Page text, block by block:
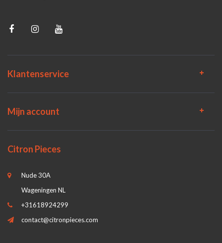
Klantenservice
Mijn account
Citron Pieces
Nude 30A
Wageningen NL
+31618924299
contact@citronpieces.com